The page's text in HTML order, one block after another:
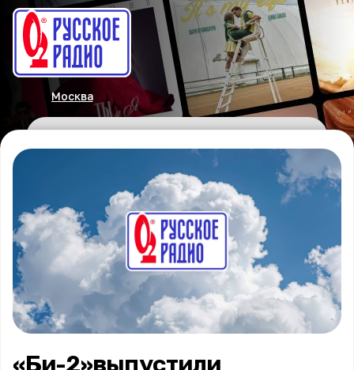
Москва
«Би-2»выпустили